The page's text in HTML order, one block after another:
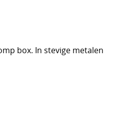
box. In stevige metalen